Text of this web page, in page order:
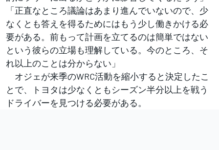
「正直なところ議論はあまり進んでいないので、少
なくとも答えを得るためにはもう少し働きかける必
要がある。前もって計画を立てるのは簡単ではない
という彼らの立場も理解している。今のところ、そ
れ以上のことは分からない」
オジェが来季のWRC活動を縮小すると決定したこ
とで、トヨタは少なくともシーズン半分以上を戦う
ドライバーを見つける必要がある。